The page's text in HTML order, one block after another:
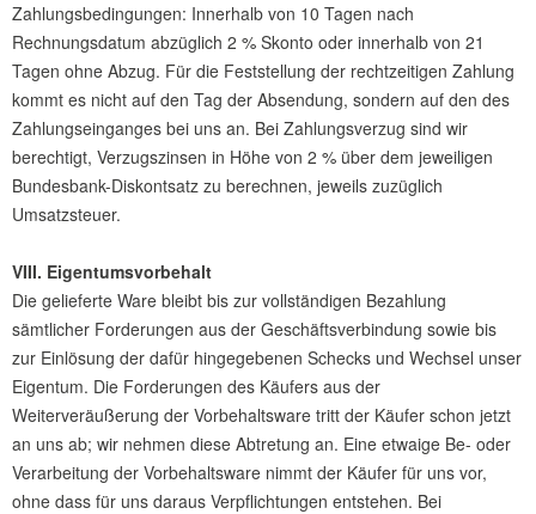
Zahlungsbedingungen: Innerhalb von 10 Tagen nach
Rechnungsdatum abzüglich 2 % Skonto oder innerhalb von 21
Tagen ohne Abzug. Für die Feststellung der rechtzeitigen Zahlung
kommt es nicht auf den Tag der Absendung, sondern auf den des
Zahlungseinganges bei uns an. Bei Zahlungsverzug sind wir
berechtigt, Verzugszinsen in Höhe von 2 % über dem jeweiligen
Bundesbank-Diskontsatz zu berechnen, jeweils zuzüglich
Umsatzsteuer.
VIII. Eigentumsvorbehalt
Die gelieferte Ware bleibt bis zur vollständigen Bezahlung
sämtlicher Forderungen aus der Geschäftsverbindung sowie bis
zur Einlösung der dafür hingegebenen Schecks und Wechsel unser
Eigentum. Die Forderungen des Käufers aus der
Weiterveräußerung der Vorbehaltsware tritt der Käufer schon jetzt
an uns ab; wir nehmen diese Abtretung an. Eine etwaige Be- oder
Verarbeitung der Vorbehaltsware nimmt der Käufer für uns vor,
ohne dass für uns daraus Verpflichtungen entstehen. Bei